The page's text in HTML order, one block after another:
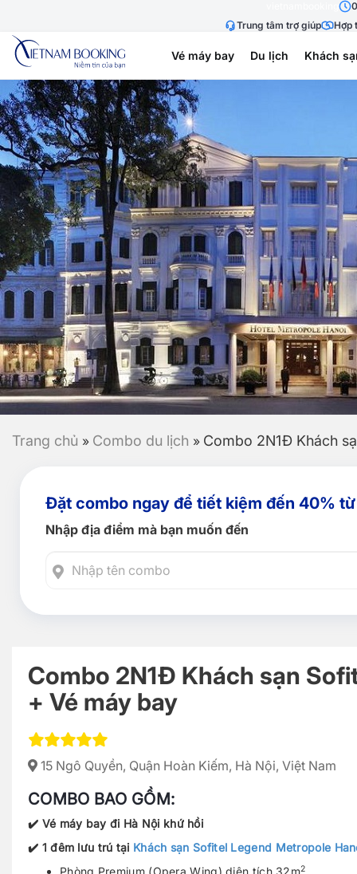
Trung tâm trợ giúp
Hợp
Vé máy bay Du lịch Khách
Trang chủ » Combo du lịch » Combo 2N1Đ Khách
Đặt combo ngay để tiết kiệm đến 40%
Nhập địa điểm mà bạn muốn đến
Combo 2N1Đ Khách sạn
+ Vé máy bay
15 Ngô Quyền, Quận Hoàn Kiếm, Hà Nội, Việt Nam
COMBO BAO GỒM:
✔️ Vé máy bay đi Hà Nội khứ hồi
✔️ 1 đêm lưu trú tại Khách sạn Sofitel Legend Metropole
Phòng Premium (Opera Wing) diện tích 32m2